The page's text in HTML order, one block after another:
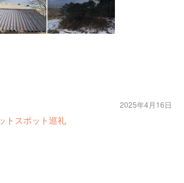
トスポット巡礼
2025年4月16日